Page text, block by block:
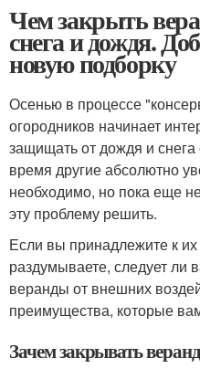
Чем закрыть
снега и дождя.
новую подборку
Осенью в процессе
огородников начинает
защищать от дождя и
время другие абсолютно
необходимо, но пока еще
эту проблему решить.
Если вы принадлежите к
раздумываете, следует ли
веранды от внешних
преимущества, которые
Зачем закрывать